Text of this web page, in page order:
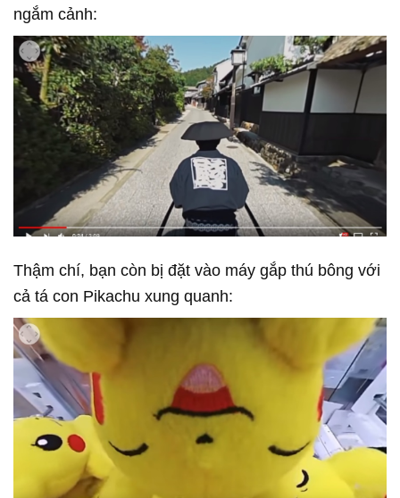
ngắm cảnh:
Thậm chí, bạn còn bị đặt vào máy gắp thú bông với
cả tá con Pikachu xung quanh: